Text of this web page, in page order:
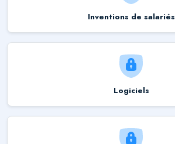
Inventions de salariés
Logiciels